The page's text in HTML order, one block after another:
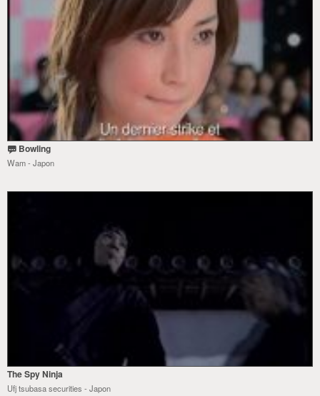
Bowling
Wam - Japon
The Spy Ninja
Ufj tsubasa securities - Japon